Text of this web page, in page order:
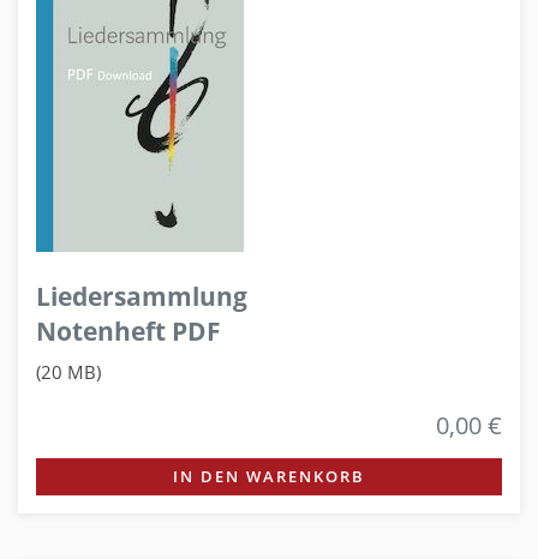
Liedersammlung
Notenheft PDF
(20 MB)
0,00 €
IN DEN WARENKORB